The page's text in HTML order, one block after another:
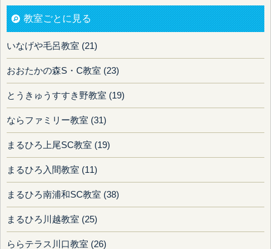
教室ごとに見る
いなげや毛呂教室 (21)
おおたかの森S・C教室 (23)
とうきゅうすすき野教室 (19)
ならファミリー教室 (31)
まるひろ上尾SC教室 (19)
まるひろ入間教室 (11)
まるひろ南浦和SC教室 (38)
まるひろ川越教室 (25)
ららテラス川口教室 (26)